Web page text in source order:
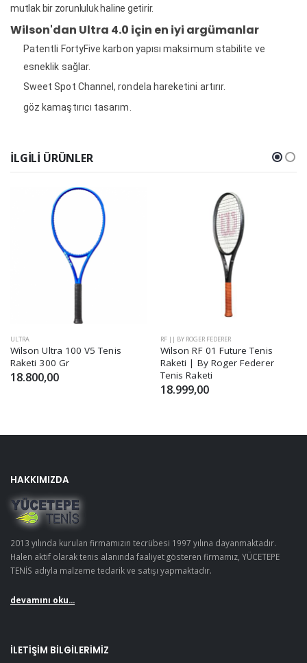
mutlak bir zorunluluk haline getirir.
Wilson'dan Ultra 4.0 için en iyi argümanlar
Patentli FortyFive karbon yapısı maksimum stabilite ve
esneklik sağlar.
Sweet Spot Channel, rondela hareketini artırır.
göz kamaştırıcı tasarım.
İLGILI ÜRÜNLER
ULTRA
Wilson Ultra 100 V5 Tenis
Raketi 300 Gr
18.800,00
RF || BY ROGER FEDERER
Wilson RF 01 Future Tenis
Raketi | By Roger Federer
Tenis Raketi
18.999,00
HAKKIMIZDA
2013 yılında kurulan firmamızın tecrübesi 1997 yılına dayanmaktadır.
Halen aktif olarak tenis alanında faaliyet gösteren firmamız, YÜCETEPE
TENİS adıyla malzeme tedarik ve satışı yapmaktadır.
devamını oku...
İLETIŞIM BILGILERIMIZ